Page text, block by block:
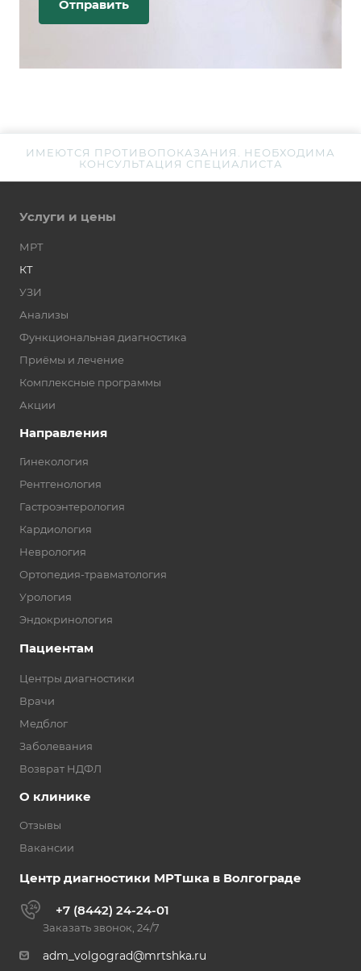
ИМЕЮТСЯ ПРОТИВОПОКАЗАНИЯ. НЕОБХОДИМА
КОНСУЛЬТАЦИЯ СПЕЦИАЛИСТА
Услуги и цены
МРТ
КТ
УЗИ
Анализы
Функциональная диагностика
Приёмы и лечение
Комплексные программы
Акции
Направления
Гинекология
Рентгенология
Гастроэнтерология
Кардиология
Неврология
Ортопедия-травматология
Урология
Эндокринология
Пациентам
Центры диагностики
Врачи
Медблог
Заболевания
Возврат НДФЛ
О клинике
Отзывы
Вакансии
Центр диагностики МРТшка в Волгограде
+7 (8442) 24-24-01
Заказать звонок, 24/7
adm_volgograd@mrtshka.ru